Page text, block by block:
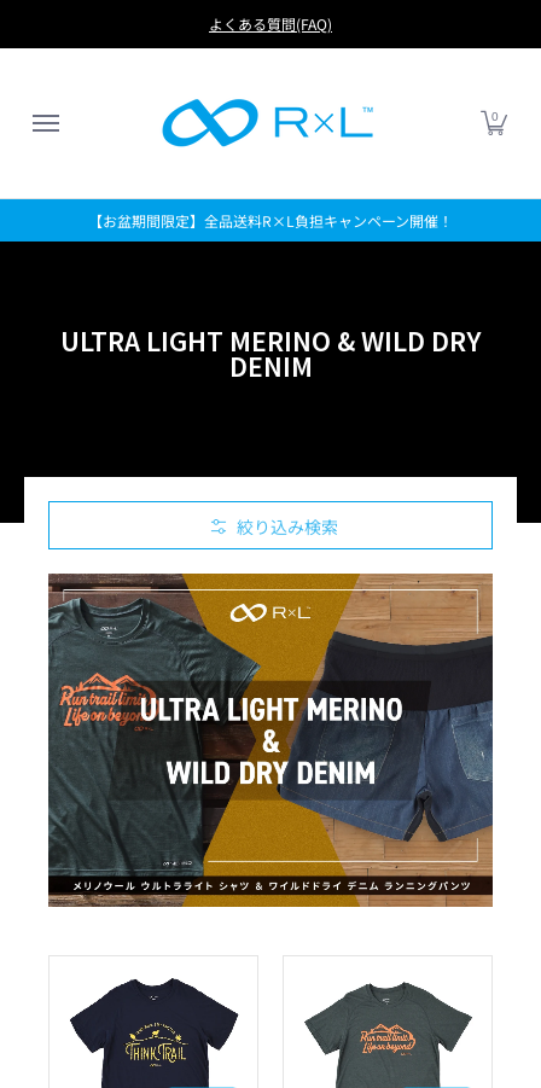
FOOTBALL LIFE
よくある質問(FAQ)
0
【お盆期間限定】全品送料R×L負担キャンペーン開催！
ULTRA LIGHT MERINO & WILD DRY
DENIM
絞り込み検索